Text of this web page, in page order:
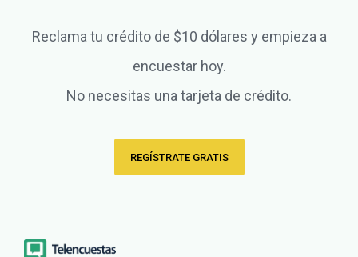
Reclama tu crédito de $10 dólares y empieza a
encuestar hoy.
No necesitas una tarjeta de crédito.
REGÍSTRATE GRATIS